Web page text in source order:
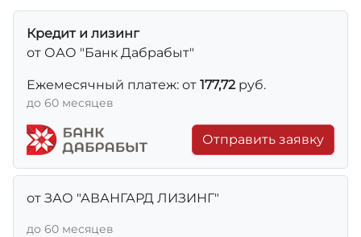
Кредит и лизинг
от ОАО "Банк Дабрабыт"
Ежемесячный платеж: от 177,72руб.
до 60 месяцев
Отправить заявку
от ЗАО "АВАНГАРД ЛИЗИНГ"
до 60 месяцев